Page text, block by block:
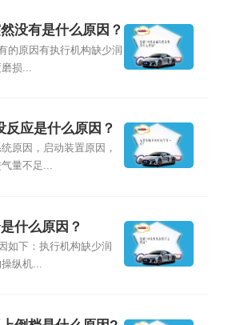
没有是什么原因？
的原因有执行机构缺少润
损...
应是什么原因？
原因，启动装置原因，
量不足...
什么原因？
如下：执行机构缺少润
纵机...